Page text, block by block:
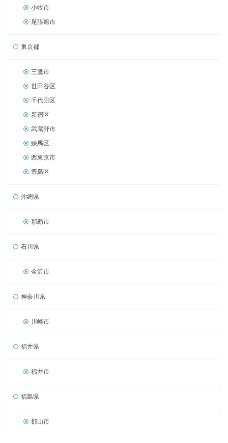
小牧市
尾張旭市
東京都
三鷹市
世田谷区
千代田区
新宿区
武蔵野市
練馬区
西東京市
豊島区
沖縄県
那覇市
石川県
金沢市
神奈川県
川崎市
福井県
福井市
福島県
郡山市